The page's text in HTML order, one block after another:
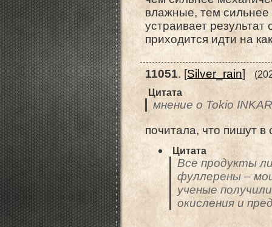
влажные, тем
устраивает
приходится идти на
11051. [Silver_rain]
Цитата
мнение о Tokio
почитала, что пишут
Цитата
Все продукты
фуллерены –
ученые
окисления и